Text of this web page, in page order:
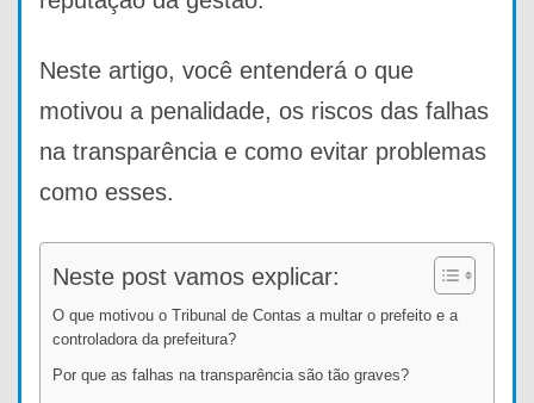
Neste artigo, você entenderá o que
motivou a penalidade, os riscos das falhas
na transparência e como evitar problemas
como esses.
Neste post vamos explicar:
O que motivou o Tribunal de Contas a multar o prefeito e a
controladora da prefeitura?
Por que as falhas na transparência são tão graves?